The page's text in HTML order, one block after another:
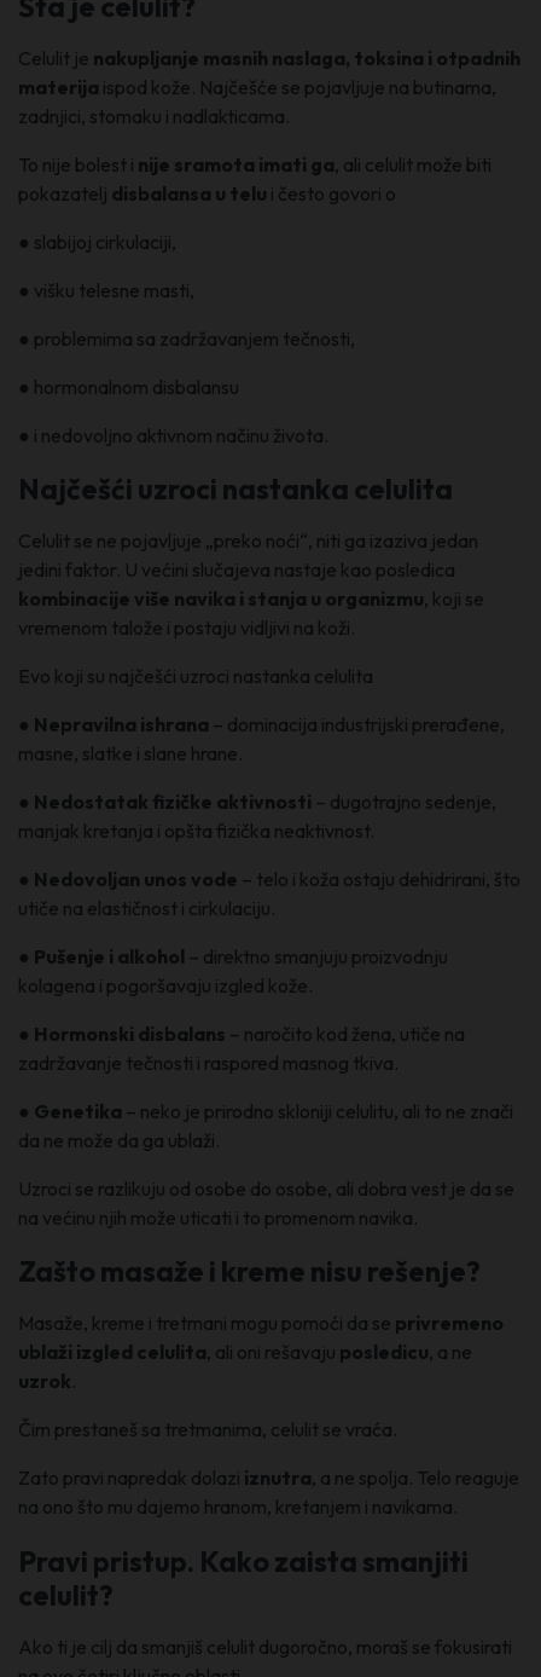
Celulit je nakupljanje masnih naslaga, toksina i otpadnih
materija ispod kože. Najčešće se pojavljuje na butinama,
zadnjici, stomaku i nadlakticama.
To nije bolest i nije sramota imati ga, ali celulit može biti
pokazatelj disbalansa u telu i često govori o
● slabijoj cirkulaciji,
● višku telesne masti,
● problemima sa zadržavanjem tečnosti,
● hormonalnom disbalansu
● i nedovoljno aktivnom načinu života.
Najčešći uzroci nastanka celulita
Celulit se ne pojavljuje „preko noći“, niti ga izaziva jedan
jedini faktor. U većini slučajeva nastaje kao posledica
kombinacije više navika i stanja u organizmu, koji se
vremenom talože i postaju vidljivi na koži.
Evo koji su najčešći uzroci nastanka celulita
● Nepravilna ishrana – dominacija industrijski prerađene,
masne, slatke i slane hrane.
● Nedostatak fizičke aktivnosti – dugotrajno sedenje,
manjak kretanja i opšta fizička neaktivnost.
● Nedovoljan unos vode – telo i koža ostaju dehidrirani, što
utiče na elastičnost i cirkulaciju.
● Pušenje i alkohol – direktno smanjuju proizvodnju
kolagena i pogoršavaju izgled kože.
● Hormonski disbalans – naročito kod žena, utiče na
zadržavanje tečnosti i raspored masnog tkiva.
● Genetika – neko je prirodno skloniji celulitu, ali to ne znači
da ne može da ga ublaži.
Uzroci se razlikuju od osobe do osobe, ali dobra vest je da se
na većinu njih može uticati i to promenom navika.
Zašto masaže i kreme nisu rešenje?
Masaže, kreme i tretmani mogu pomoći da se privremeno
ublaži izgled celulita, ali oni rešavaju posledicu, a ne
uzrok.
Čim prestaneš sa tretmanima, celulit se vraća.
Zato pravi napredak dolazi iznutra, a ne spolja. Telo reaguje
na ono što mu dajemo hranom, kretanjem i navikama.
Pravi pristup. Kako zaista smanjiti
celulit?
Ako ti je cilj da smanjiš celulit dugoročno, moraš se fokusirati